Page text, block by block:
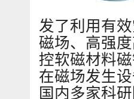
发了利用有
磁场、高强
控软磁材料
在磁场发生
国内多家科